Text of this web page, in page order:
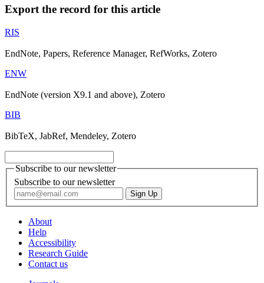
Export the record for this article
RIS
EndNote, Papers, Reference Manager, RefWorks, Zotero
ENW
EndNote (version X9.1 and above), Zotero
BIB
BibTeX, JabRef, Mendeley, Zotero
Subscribe to our newsletter
Subscribe to our newsletter
About
Help
Accessibility
Research Guide
Contact us